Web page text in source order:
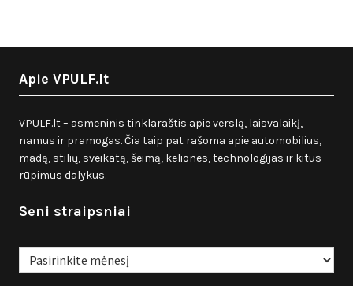
Apie VPULF.lt
VPULF.lt – asmeninis tinklaraštis apie verslą, laisvalaikį,
namus ir pramogas. Čia taip pat rašoma apie automobilius,
madą, stilių, sveikatą, šeimą, keliones, technologijas ir kitus
rūpimus dalykus.
Seni straipsniai
Seni
straipsniai